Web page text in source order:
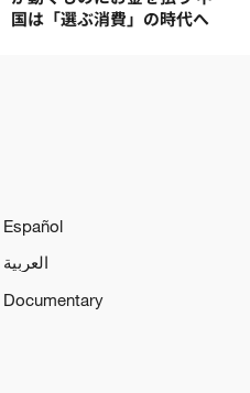
国は「選ぶ消費」の時代へ
Español
العربية
Documentary